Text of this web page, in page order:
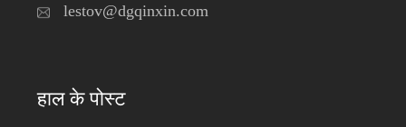
lestov@dgqinxin.com
हाल के पोस्ट